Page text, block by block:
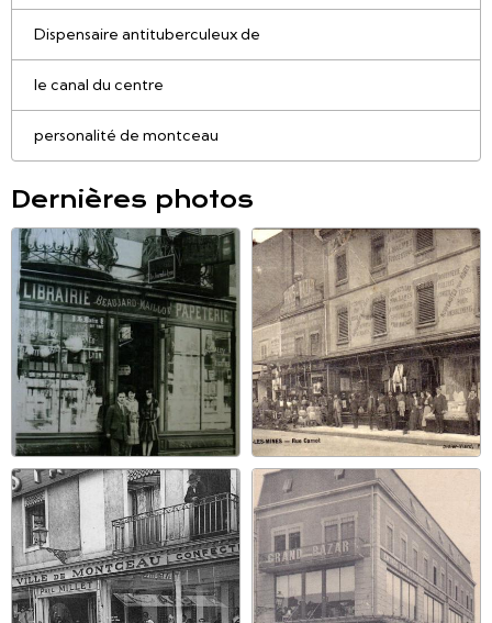
Dispensaire antituberculeux de
le canal du centre
personalité de montceau
Dernières photos